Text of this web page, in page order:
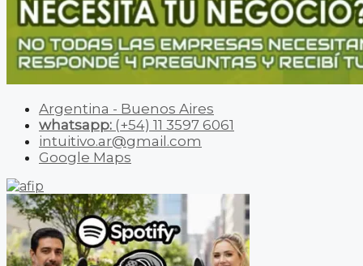
Argentina - Buenos Aires
whatsapp: (+54) 11 3597 6061
intuitivo.ar@gmail.com
Google Maps